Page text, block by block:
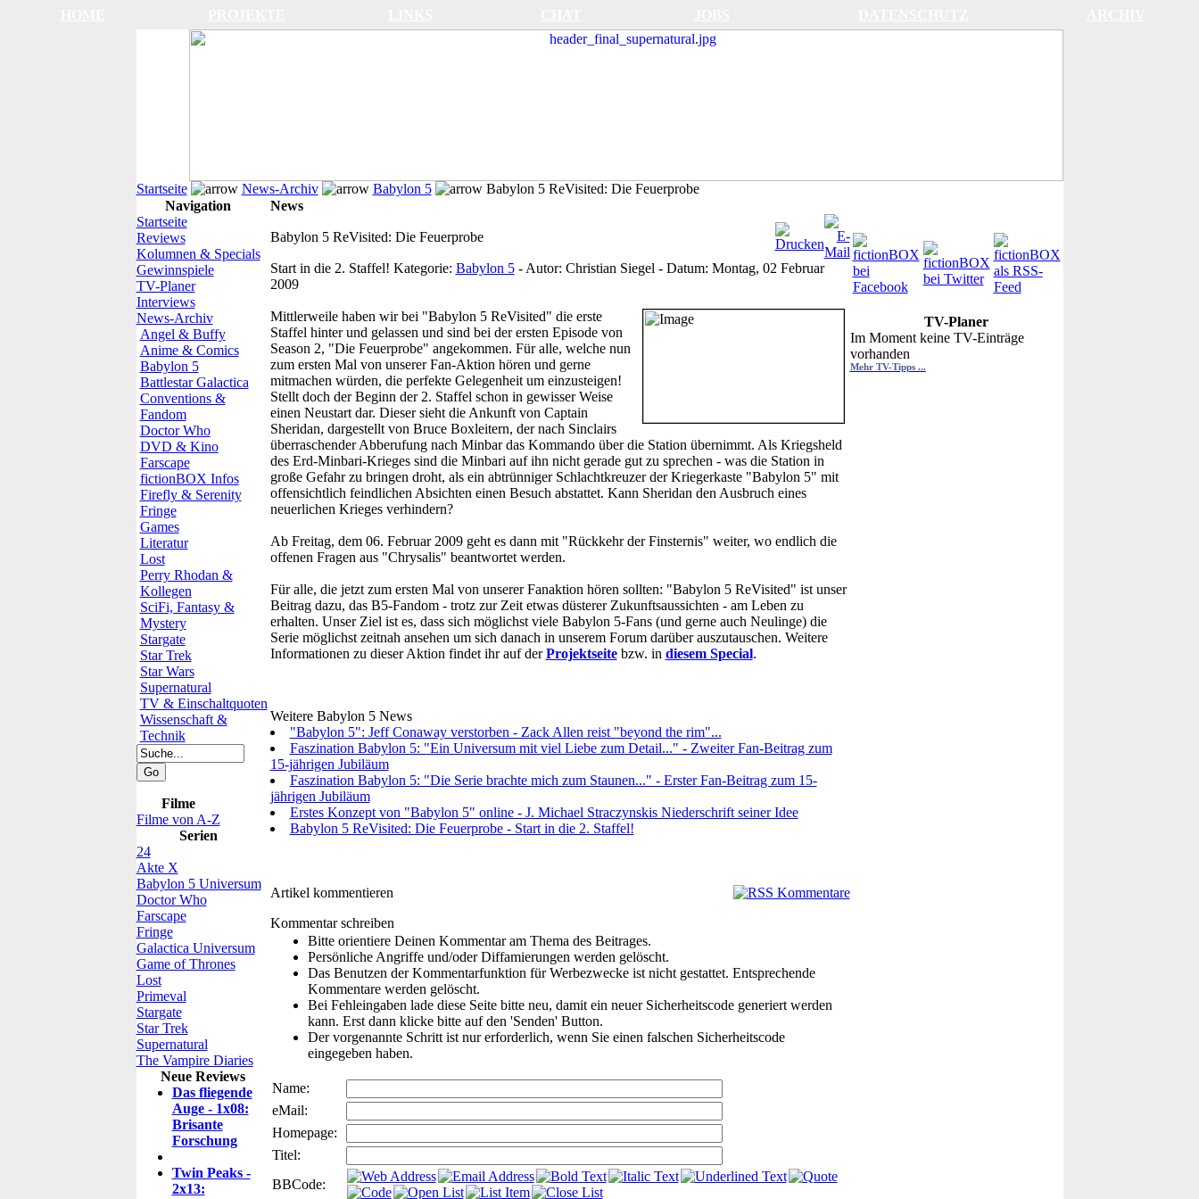
Startseite News-Archiv Babylon 5
Babylon 5 ReVisited: Die Feuerprobe
Navigation
Startseite
Reviews
Kolumnen & Specials
Gewinnspiele
TV-Planer
Interviews
News-Archiv
Angel & Buffy
Anime & Comics
Babylon 5
Battlestar Galactica
Conventions &
Fandom
Doctor Who
DVD & Kino
Farscape
fictionBOX Infos
Firefly & Serenity
Fringe
Games
Literatur
Lost
Perry Rhodan &
Kollegen
SciFi, Fantasy &
Mystery
Stargate
Star Trek
Star Wars
Supernatural
TV & Einschaltquoten
Wissenschaft &
Technik
Filme
Filme von A-Z
Serien
24
Akte X
Babylon 5 Universum
Doctor Who
Farscape
Fringe
Galactica Universum
Game of Thrones
Lost
Primeval
Stargate
Star Trek
Supernatural
The Vampire Diaries
Neue Reviews
Das fliegende
Auge - 1x08:
Brisante
Forschung
Twin Peaks -
2x13:
News
Babylon 5 ReVisited: Die Feuerprobe
Start in die 2. Staffel! Kategorie: Babylon 5- Autor: Christian Siegel - Datum: Montag, 02 Februar
2009
Mittlerweile haben wir bei "Babylon 5 ReVisited" die erste
Staffel hinter und gelassen und sind bei der ersten Episode von
Season 2, "Die Feuerprobe" angekommen. Für alle, welche nun
zum ersten Mal von unserer Fan-Aktion hören und gerne
mitmachen würden, die perfekte Gelegenheit um einzusteigen!
Stellt doch der Beginn der 2. Staffel schon in gewisser Weise
einen Neustart dar. Dieser sieht die Ankunft von Captain
Sheridan, dargestellt von Bruce Boxleitern, der nach Sinclairs
überraschender Abberufung nach Minbar das Kommando über die Station übernimmt. Als Kriegsheld
des Erd-Minbari-Krieges sind die Minbari auf ihn nicht gerade gut zu sprechen - was die Station in
große Gefahr zu bringen droht, als ein abtrünniger Schlachtkreuzer der Kriegerkaste "Babylon 5" mit
offensichtlich feindlichen Absichten einen Besuch abstattet. Kann Sheridan den Ausbruch eines
neuerlichen Krieges verhindern?
Ab Freitag, dem 06. Februar 2009 geht es dann mit "Rückkehr der Finsternis" weiter, wo endlich die
offenen Fragen aus "Chrysalis" beantwortet werden.
Für alle, die jetzt zum ersten Mal von unserer Fanaktion hören sollten: "Babylon 5 ReVisited" ist unser
Beitrag dazu, das B5-Fandom - trotz zur Zeit etwas düsterer Zukunftsaussichten - am Leben zu
erhalten. Unser Ziel ist es, dass sich möglichst viele Babylon 5-Fans (und gerne auch Neulinge) die
Serie möglichst zeitnah ansehen um sich danach in unserem Forum darüber auszutauschen. Weitere
Informationen zu dieser Aktion findet ihr auf derProjektseitebzw. in diesem Special.
Weitere Babylon 5 News
"Babylon 5": Jeff Conaway verstorben - Zack Allen reist "beyond the rim"...
Faszination Babylon 5: "Ein Universum mit viel Liebe zum Detail..." - Zweiter Fan-Beitrag zum
15-jährigen Jubiläum
Faszination Babylon 5: "Die Serie brachte mich zum Staunen..." - Erster Fan-Beitrag zum 15-
jährigen Jubiläum
Erstes Konzept von "Babylon 5" online - J. Michael Straczynskis Niederschrift seiner Idee
Babylon 5 ReVisited: Die Feuerprobe - Start in die 2. Staffel!
Artikel kommentieren
Kommentar schreiben
Bitte orientiere Deinen Kommentar am Thema des Beitrages.
Persönliche Angriffe und/oder Diffamierungen werden gelöscht.
Das Benutzen der Kommentarfunktion für Werbezwecke ist nicht gestattet. Entsprechende
Kommentare werden gelöscht.
Bei Fehleingaben lade diese Seite bitte neu, damit ein neuer Sicherheitscode generiert werden
kann. Erst dann klicke bitte auf den 'Senden' Button.
Der vorgenannte Schritt ist nur erforderlich, wenn Sie einen falschen Sicherheitscode
eingegeben haben.
Name:
eMail:
Homepage:
Titel:
BBCode:
TV-Planer
Im Moment keine TV-Einträge
vorhanden
Mehr TV-Tipps ...